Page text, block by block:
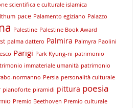
scientifica e culturale islamica
pace Palamento egiziano Palazzo
Palestine Palestine Book Award
palma dattero Palmira Palmyra Paolini
Parigi Park Kyung-ni patrimonio
immateriale umanità patrimonio
normanno Persia personalità culturale
pianoforte piramidi pittura poesia
Premio Beethoven Premio culturale